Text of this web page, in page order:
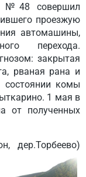
№48 совершил
проезжую
автомашины,
перехода.
закрытая
рваная рана и
состоянии комы
1 мая в
от полученных
дер.Торбеево)